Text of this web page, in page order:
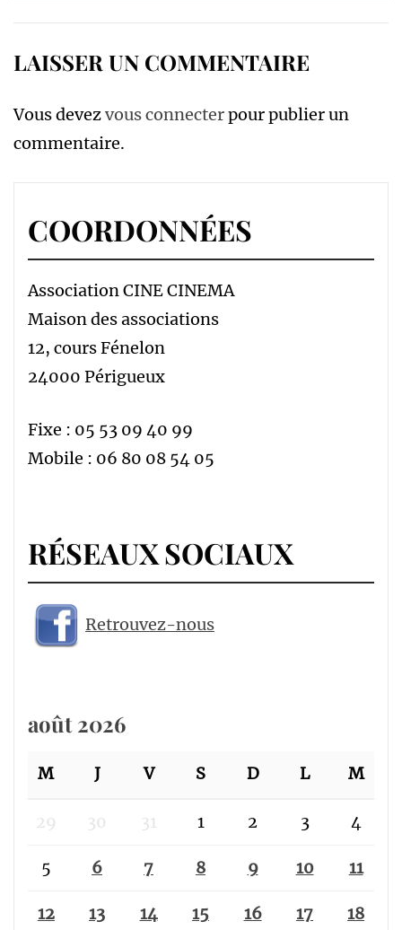
LAISSER UN COMMENTAIRE
Vous devezvous connecterpour publier un
commentaire.
COORDONNÉES
Association CINE CINEMA
Maison des associations
12, cours Fénelon
24000 Périgueux
Fixe : 05 53 09 40 99
Mobile : 06 80 08 54 05
RÉSEAUX SOCIAUX
Retrouvez-nous
août 2026
M J V S D L M
29 30 31 1 2 3 4
5 6 7 8 9 10 11
12 13 14 15 16 17 18